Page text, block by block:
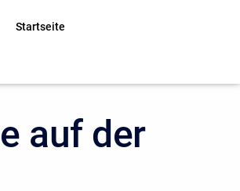
Startseite
auf der